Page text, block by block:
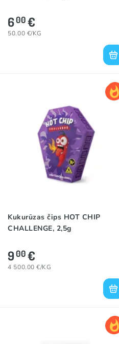
600€
50.00 €/KG
Kukurūzas čips HOT CHIP
CHALLENGE, 2,5g
900€
4 500.00 €/KG